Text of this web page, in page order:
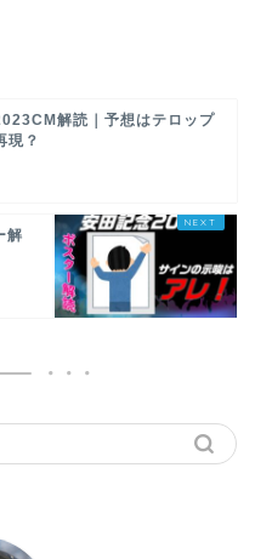
解読｜予想はテロップ
現？
解